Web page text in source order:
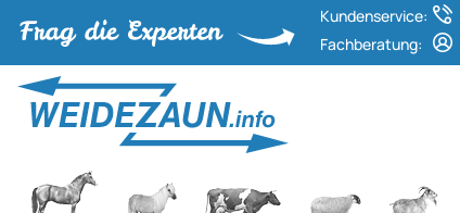
Kundenservice:
Fachberatung: